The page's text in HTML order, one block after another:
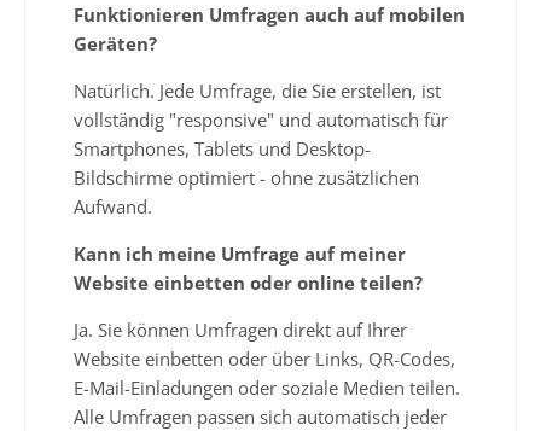
Funktionieren Umfragen auch auf mobilen
Geräten?
Natürlich. Jede Umfrage, die Sie erstellen, ist
vollständig "responsive" und automatisch für
Smartphones, Tablets und Desktop-
Bildschirme optimiert - ohne zusätzlichen
Aufwand.
Kann ich meine Umfrage auf meiner
Website einbetten oder online teilen?
Ja. Sie können Umfragen direkt auf Ihrer
Website einbetten oder über Links, QR-Codes,
E-Mail-Einladungen oder soziale Medien teilen.
Alle Umfragen passen sich automatisch jeder